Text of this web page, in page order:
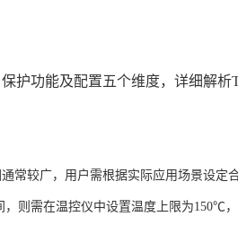
护功能及配置五个维度，详细解析
常较广，用户需根据实际应用场景设定
则需在温控仪中设置温度上限为150℃